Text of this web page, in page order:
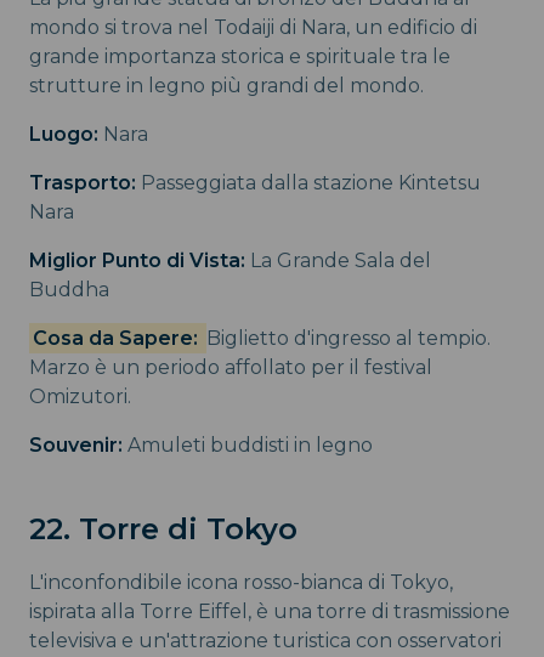
mondo si trova nel Todaiji di Nara, un edificio di
grande importanza storica e spirituale tra le
strutture in legno più grandi del mondo.
Luogo: Nara
Trasporto: Passeggiata dalla stazione Kintetsu
Nara
Miglior Punto di Vista: La Grande Sala del
Buddha
Cosa da Sapere: Biglietto d'ingresso al tempio.
Marzo è un periodo affollato per il festival
Omizutori.
Souvenir: Amuleti buddisti in legno
22. Torre di Tokyo
L'inconfondibile icona rosso-bianca di Tokyo,
ispirata alla Torre Eiffel, è una torre di trasmissione
televisiva e un'attrazione turistica con osservatori